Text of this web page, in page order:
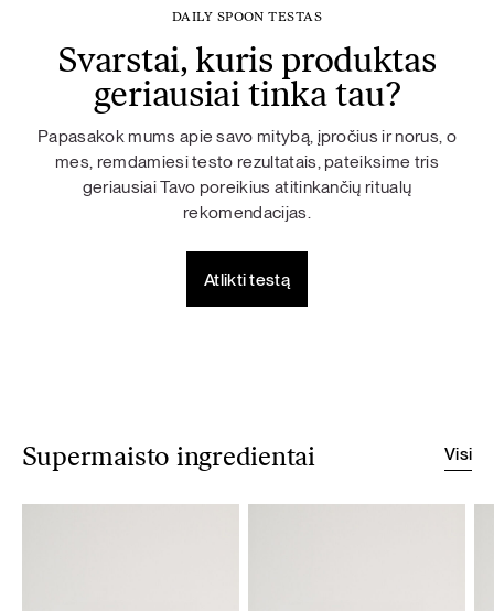
DAILY SPOON TESTAS
Svarstai, kuris produktas
geriausiai tinka tau?
Papasakok mums apie savo mitybą, įpročius ir norus, o
mes, remdamiesi testo rezultatais, pateiksime tris
geriausiai Tavo poreikius atitinkančių ritualų
rekomendacijas.
Atlikti testą
Supermaisto ingredientai Visi